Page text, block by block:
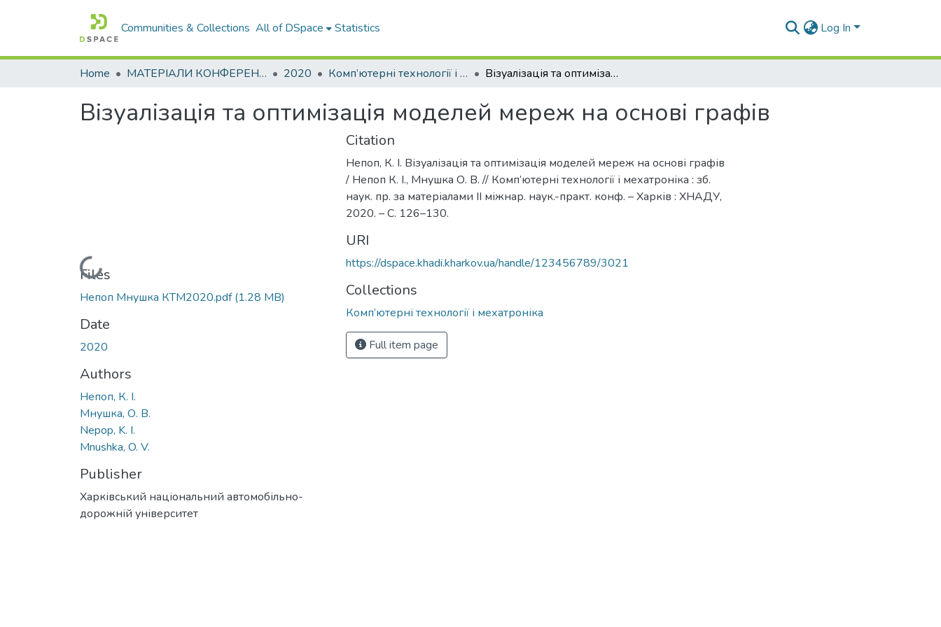
Communities & Collections All of DSpace Statistics Log In
Home МАТЕРІАЛИ КОНФЕРЕНЦІЙ 2020 Комп’ютерні технології і мехатроніка Візуалізація та оптимізація моделей мереж на основі графів
Візуалізація та оптимізація моделей мереж на основі графів
Loading...
Files
Непоп Мнушка КТМ2020.pdf(1.28 MB)
Date
2020
Authors
Непоп, К. І.
Мнушка, О. В.
Nepop, K. I.
Mnushka, O. V.
Publisher
Харківський національний автомобільно-
дорожній університет
Citation
Непоп, К. І. Візуалізація та оптимізація моделей мереж на основі графів
/ Непоп К. І., Мнушка О. В. // Комп’ютерні технології і мехатроніка : зб.
наук. пр. за матеріалами ІІ міжнар. наук.-практ. конф. – Харків : ХНАДУ,
2020. – С. 126–130.
URI
https://dspace.khadi.kharkov.ua/handle/123456789/3021
Collections
Комп’ютерні технології і мехатроніка
Full item page